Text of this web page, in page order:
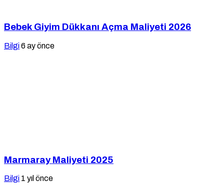
Bebek Giyim Dükkanı Açma Maliyeti 2026
Bilgi6 ay önce
Marmaray Maliyeti 2025
Bilgi 1 yıl önce